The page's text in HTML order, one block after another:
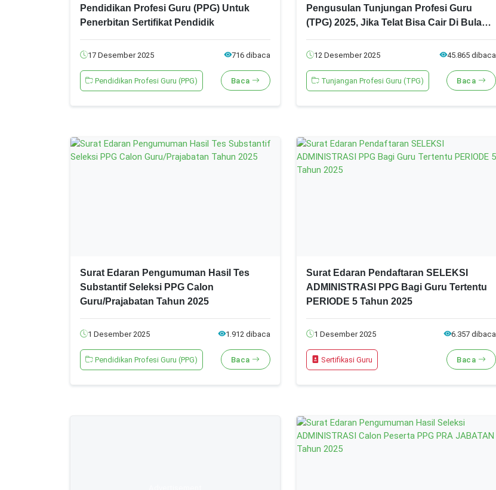
Pendidikan Profesi Guru (PPG) Untuk
Penerbitan Sertifikat Pendidik
17 Desember 2025 716 dibaca
Pendidikan Profesi Guru (PPG) Baca
Pengusulan Tunjungan Profesi Guru
(TPG) 2025, Jika Telat Bisa Cair Di Bulan
12 Desember 2025 45.865 dibaca
Tunjangan Profesi Guru (TPG) Baca
Surat Edaran Pengumuman Hasil Tes
Substantif Seleksi PPG Calon
Guru/Prajabatan Tahun 2025
1 Desember 2025 1.912 dibaca
Pendidikan Profesi Guru (PPG) Baca
Surat Edaran Pendaftaran SELEKSI
ADMINISTRASI PPG Bagi Guru Tertentu
PERIODE 5 Tahun 2025
1 Desember 2025 6.357 dibaca
Sertifikasi Guru Baca